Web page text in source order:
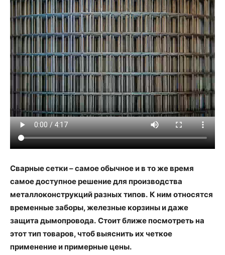
Сварные сетки – самое обычное и в то же время
самое доступное решение для производства
металлоконструкций разных типов. К ним относятся
временные заборы, железные корзины и даже
защита дымопровода. Стоит ближе посмотреть на
этот тип товаров, чтоб выяснить их четкое
применение и примерные цены.